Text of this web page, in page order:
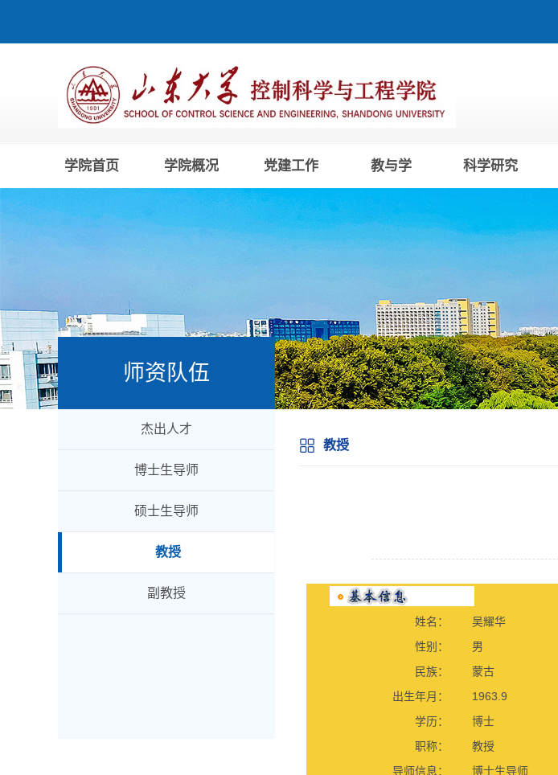
学院首页 学院概况 党建工作 教与学 科学研究
师资队伍
杰出人才
博士生导师
硕士生导师
教授
副教授
教授
姓名： 吴耀华
性别：
男
民族：
蒙古
出生年月：
1963.9
学历：
博士
职称：
教授
导师信息：
博士生导师